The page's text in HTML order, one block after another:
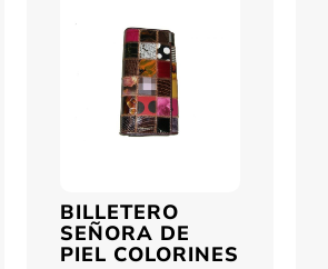
BILLETERO
SEÑORA DE
PIEL COLORINES